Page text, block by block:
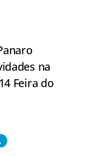
na
Feira do